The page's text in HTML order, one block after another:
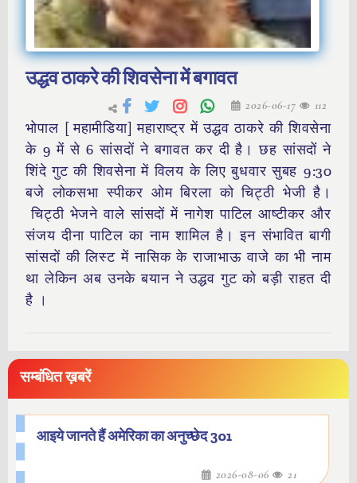
उद्धव ठाकरे की शिवसेना में बगावत
2026-06-17 112
भोपाल [ महामीडिया] महाराष्ट्र में उद्धव ठाकरे की शिवसेना
के 9 में से 6 सांसदों ने बगावत कर दी है। छह सांसदों ने
शिंदे गुट की शिवसेना में विलय के लिए बुधवार सुबह 9:30
बजे लोकसभा स्पीकर ओम बिरला को चिट्ठी भेजी है।
चिट्ठी भेजने वाले सांसदों में नागेश पाटिल आष्टीकर और
संजय दीना पाटिल का नाम शामिल है। इन संभावित बागी
सांसदों की लिस्ट में नासिक के राजाभाऊ वाजे का भी नाम
था लेकिन अब उनके बयान ने उद्धव गुट को बड़ी राहत दी
है ।
सम्बंधित ख़बरें
आइये जानते हैं अमेरिका का अनुच्छेद 301
2026-08-06 21